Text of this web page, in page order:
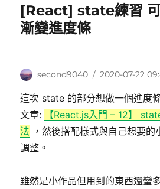
[React] state練習
漸變進度條
這次 state 的部分想做一個進度
文章:
【React.js入門 – 12】
法 ，然後搭配樣式與自己想要
調整。
雖然是小作品但用到的東西還蠻
作
second9040
發
日
期:
2020-07-22